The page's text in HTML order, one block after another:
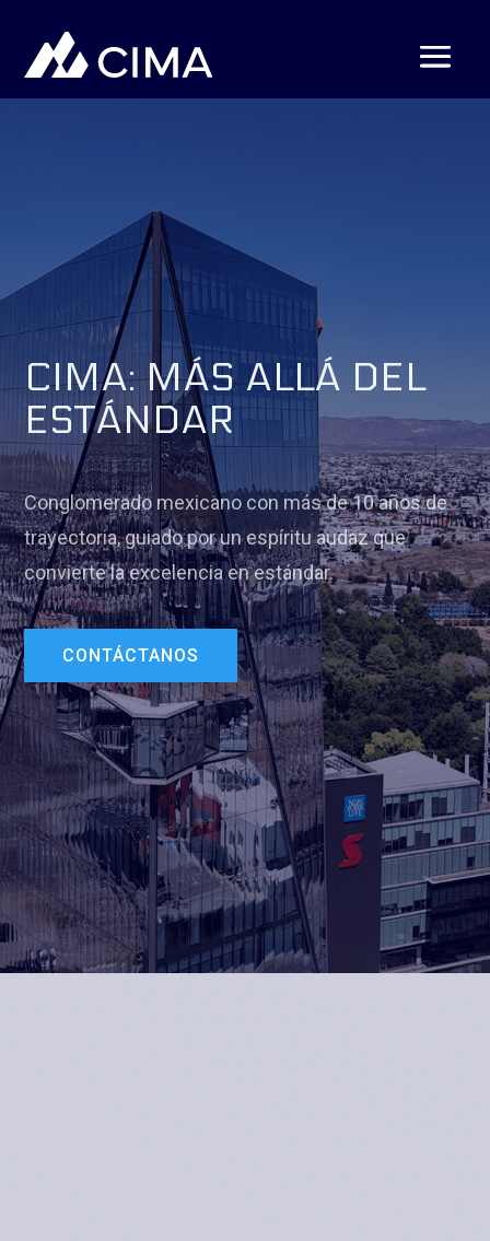
CIMA: MÁS ALLÁ DEL
ESTÁNDAR
Conglomerado mexicano con más de 10 años de
trayectoria, guiado por un espíritu audaz que
convierte la excelencia en estándar.
CONTÁCTANOS